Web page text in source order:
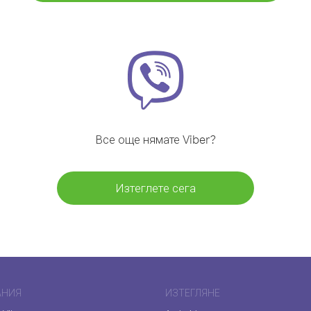
Все още нямате Viber?
Изтеглете сега
ИЗТЕГЛЯНЕ